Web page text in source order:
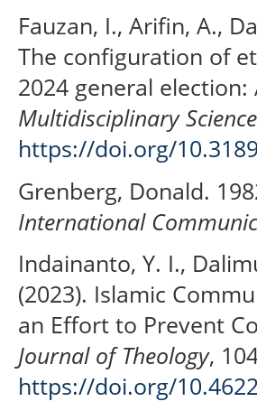
Fauzan, I., Arifin, A.,
The configuration of
2024 general
Multidisciplinary
https://doi.org/
Grenberg, Donald.
International
Indainanto, Y. I.,
(2023). Islamic
an Effort to Prevent
Journal of Theology,
https://doi.org/